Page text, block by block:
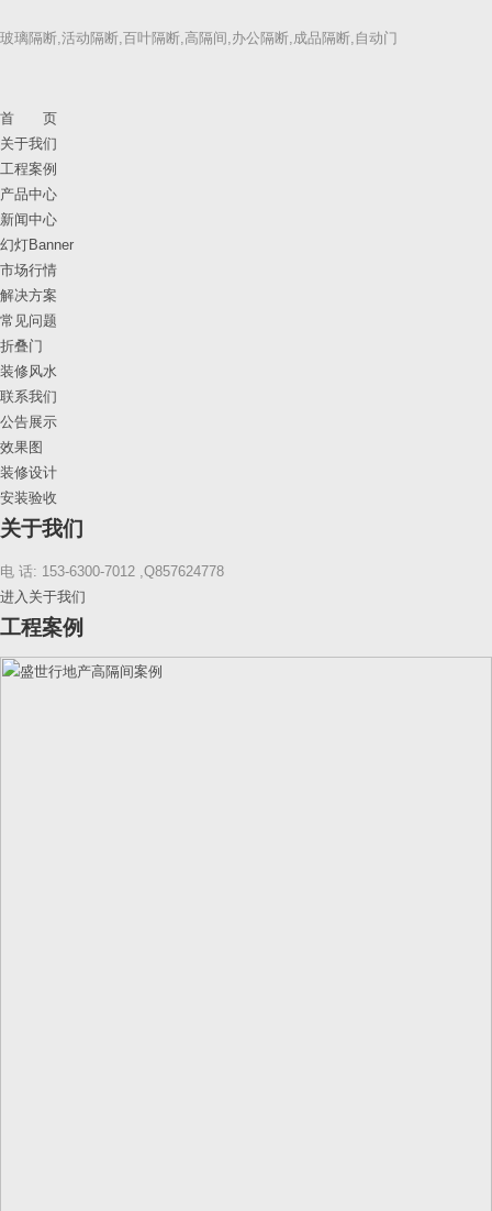
玻璃隔断,活动隔断,百叶隔断,高隔间,办公隔断,成品隔断,自动门
首 页
关于我们
工程案例
产品中心
新闻中心
幻灯Banner
市场行情
解决方案
常见问题
折叠门
装修风水
联系我们
公告展示
效果图
装修设计
安装验收
关于我们
电 话: 153-6300-7012 ,Q857624778
进入关于我们
工程案例